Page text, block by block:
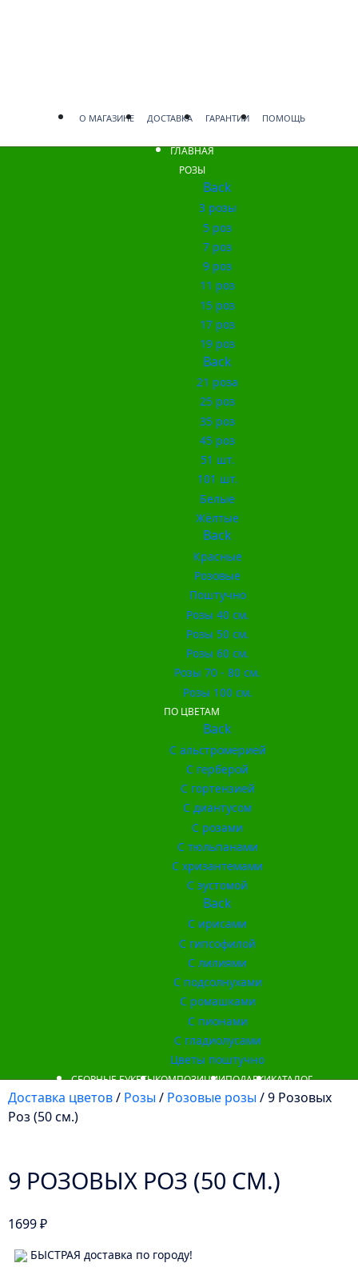
О МАГАЗИНЕ ДОСТАВКА ГАРАНТИИ ПОМОЩЬ
ГЛАВНАЯ
РОЗЫ
Back
3 розы
5 роз
7 роз
9 роз
11 роз
15 роз
17 роз
19 роз
Back
21 роза
25 роз
35 роз
45 роз
51 шт.
101 шт.
Белые
Жёлтые
Back
Красные
Розовые
Поштучно
Розы 40 см.
Розы 50 см.
Розы 60 см.
Розы 70 - 80 см.
Розы 100 см.
ПО ЦВЕТАМ
Back
С альстромерией
С герберой
С гортензией
С диантусом
С розами
С тюльпанами
С хризантемами
С эустомой
Back
С ирисами
С гипсофилой
С лилиями
С подсолнухами
С ромашками
С пионами
С гладиолусами
Цветы поштучно
СБОРНЫЕ БУКЕТЫКОМПОЗИЦИИПОДАРКИКАТАЛОГ
Доставка цветов/ Розы / Розовые розы / 9 Розовых
Роз (50 см.)
9 РОЗОВЫХ РОЗ (50 СМ.)
1699₽
БЫСТРАЯ доставка по городу!